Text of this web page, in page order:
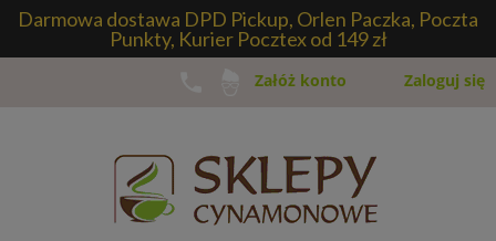
Darmowa dostawa DPD Pickup, Orlen Paczka, Poczta
Punkty, Kurier Pocztex od 149 zł
Załóż konto Zaloguj się